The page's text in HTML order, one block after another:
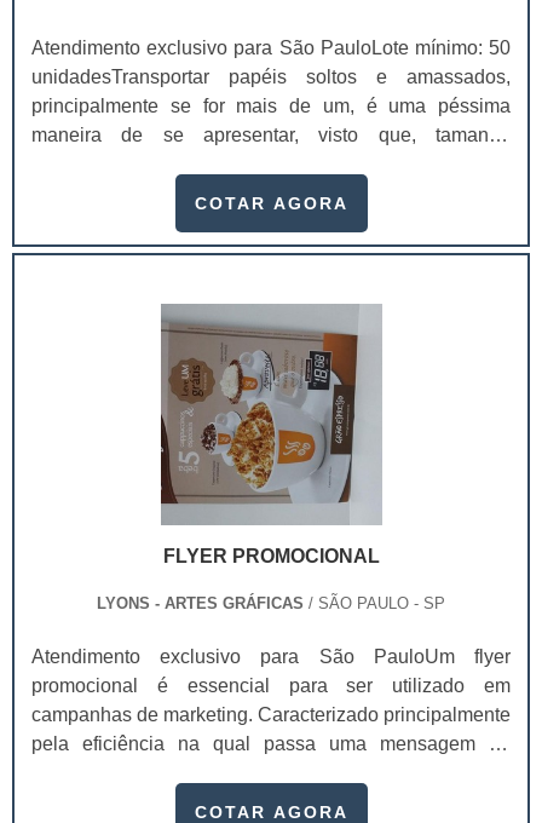
Atendimento exclusivo para São PauloLote mínimo: 50
unidadesTransportar papéis soltos e amassados,
principalmente se for mais de um, é uma péssima
maneira de se apresentar, visto que, tamanha
negócio. E tudo isso pode ser feito com o uso de pastas
documentos necessários de modo que nenhum venha
material, como por exemplo uma proposta de um
COTAR AGORA
FLYER PROMOCIONAL
LYONS - ARTES GRÁFICAS / SÃO PAULO - SP
Atendimento exclusivo para São PauloUm flyer
promocional é essencial para ser utilizado em
campanhas de marketing. Caracterizado principalmente
pela eficiência na qual passa uma mensagem de
de fácil leitura e suas imagens impactantes, um flyer
COTAR AGORA